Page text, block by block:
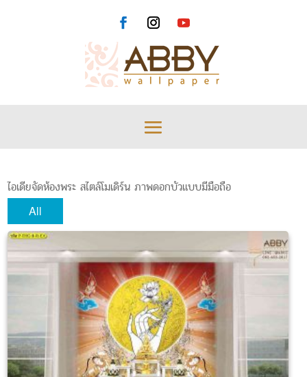
ไอเดียจัดห้องพระ สไตล์โมเดิร์น ภาพดอกบัวแบบมีมือถือ
All